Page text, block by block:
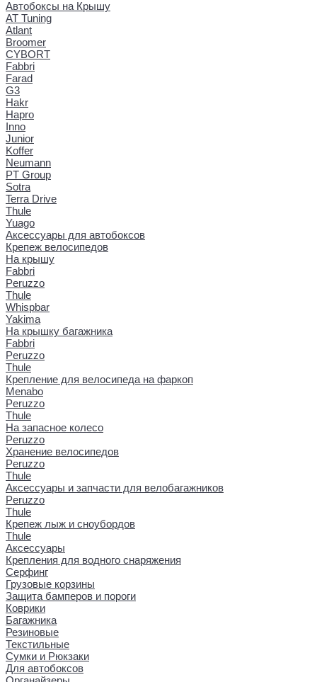
Автобоксы на Крышу
AT Tuning
Atlant
Broomer
CYBORT
Fabbri
Farad
G3
Hakr
Hapro
Inno
Junior
Koffer
Neumann
PT Group
Sotra
Terra Drive
Thule
Yuago
Аксессуары для автобоксов
Крепеж велосипедов
На крышу
Fabbri
Peruzzo
Thule
Whispbar
Yakima
На крышку багажника
Fabbri
Peruzzo
Thule
Крепление для велосипеда на фаркоп
Menabo
Peruzzo
Thule
На запасное колесо
Peruzzo
Хранение велосипедов
Peruzzo
Thule
Аксессуары и запчасти для велобагажников
Peruzzo
Thule
Крепеж лыж и сноубордов
Thule
Аксессуары
Крепления для водного снаряжения
Серфинг
Грузовые корзины
Защита бамперов и пороги
Коврики
Багажника
Резиновые
Текстильные
Сумки и Рюкзаки
Для автобоксов